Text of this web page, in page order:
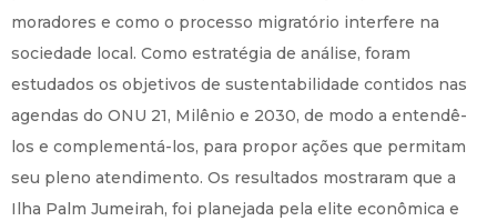
moradores e como o processo migratório interfere na
sociedade local. Como estratégia de análise, foram
estudados os objetivos de sustentabilidade contidos nas
agendas do ONU 21, Milênio e 2030, de modo a entendê-
los e complementá-los, para propor ações que permitam
seu pleno atendimento. Os resultados mostraram que a
Ilha Palm Jumeirah, foi planejada pela elite econômica e